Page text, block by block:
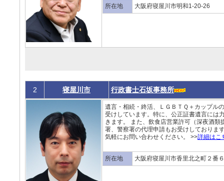
所在地 大阪府寝屋川市明和1-20-26
2 寝屋川市 行政書士石坂事務所
遺言・相続・終活、ＬＧＢＴＱ＋カップル
受けしています。特に、公正証書遺言には
きます。 また、飲食店営業許可（深夜酒
署、警察署の代理申請もお受けしておりま
気軽にお問い合わせください。 >>詳細はこ
所在地 大阪府寝屋川市香里北之町２